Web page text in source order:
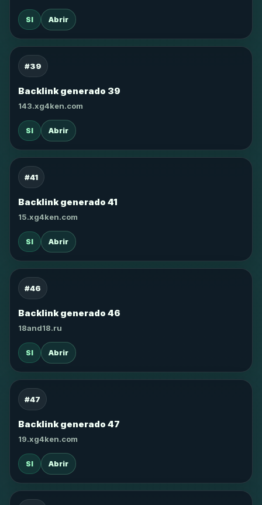
SI Abrir
#39
Backlink generado 39
143.xg4ken.com
SI Abrir
#41
Backlink generado 41
15.xg4ken.com
SI Abrir
#46
Backlink generado 46
18and18.ru
SI Abrir
#47
Backlink generado 47
19.xg4ken.com
SI Abrir